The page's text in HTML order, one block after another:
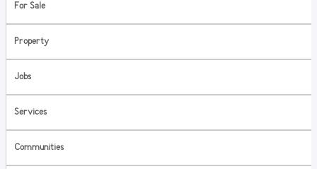
For Sale
Property
Jobs
Services
Communities